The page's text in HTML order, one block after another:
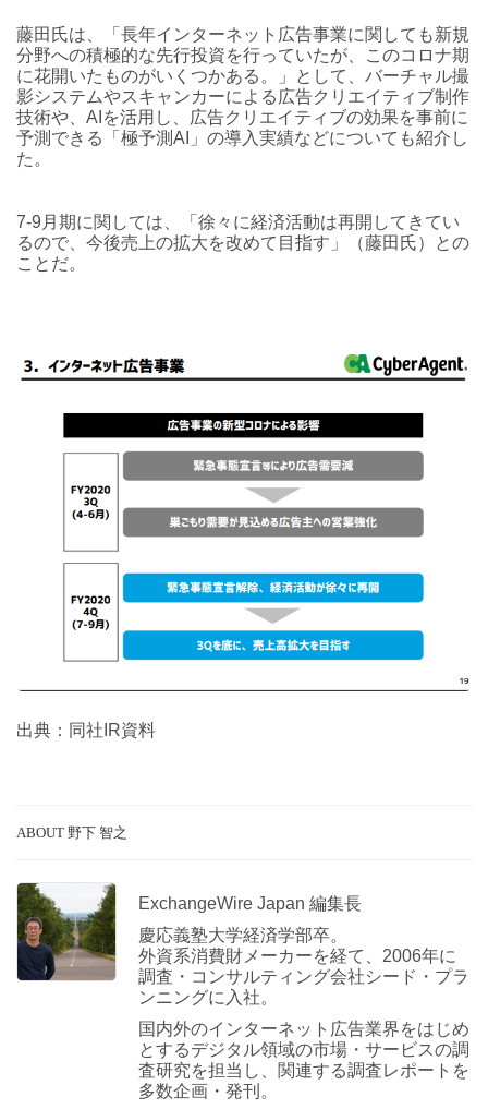
藤田氏は、「長年インターネット広告事業に関しても新規
分野への積極的な先行投資を行っていたが、このコロナ期
に花開いたものがいくつかある。」として、バーチャル撮
影システムやスキャンカーによる広告クリエイティブ制作
技術や、AIを活用し、広告クリエイティブの効果を事前に
予測できる「極予測AI」の導入実績などについても紹介し
た。
7-9月期に関しては、「徐々に経済活動は再開してきてい
るので、今後売上の拡大を改めて目指す」（藤田氏）との
ことだ。
出典：同社IR資料
ABOUT 野下 智之
ExchangeWire Japan 編集長
慶応義塾大学経済学部卒。
外資系消費財メーカーを経て、2006年に
調査・コンサルティング会社シード・プラ
ンニングに入社。
国内外のインターネット広告業界をはじめ
とするデジタル領域の市場・サービスの調
査研究を担当し、関連する調査レポートを
多数企画・発刊。